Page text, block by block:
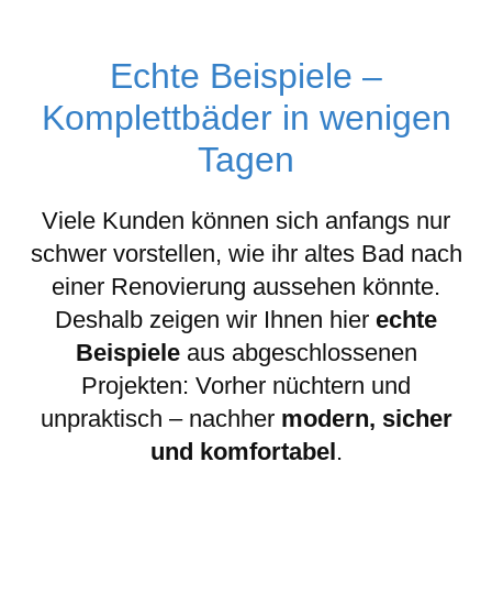
Echte Beispiele –
Komplettbäder in wenigen
Tagen
Viele Kunden können sich anfangs nur
schwer vorstellen, wie ihr altes Bad nach
einer Renovierung aussehen könnte.
Deshalb zeigen wir Ihnen hier echte
Beispieleaus abgeschlossenen
Projekten: Vorher nüchtern und
unpraktisch – nachher modern, sicher
und komfortabel.